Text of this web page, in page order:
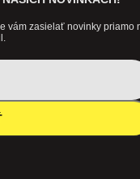
vám zasielať novinky priamo